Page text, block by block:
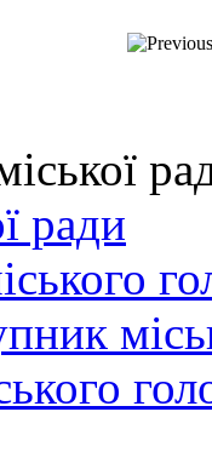
ради